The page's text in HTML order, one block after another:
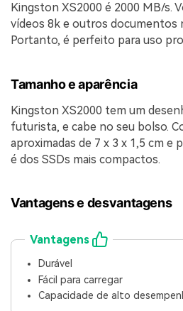
Kingston XS2000 é 2000 MB/s.
vídeos 8k e outros documentos
Portanto, é perfeito para uso
Tamanho e aparência
Kingston XS2000 tem um
futurista, e cabe no seu bolso.
aproximadas de 7 x 3 x 1,5 cm e
é dos SSDs mais compactos.
Vantagens e desvantagens
Vantagens
Durável
Fácil para carregar
Capacidade de alto